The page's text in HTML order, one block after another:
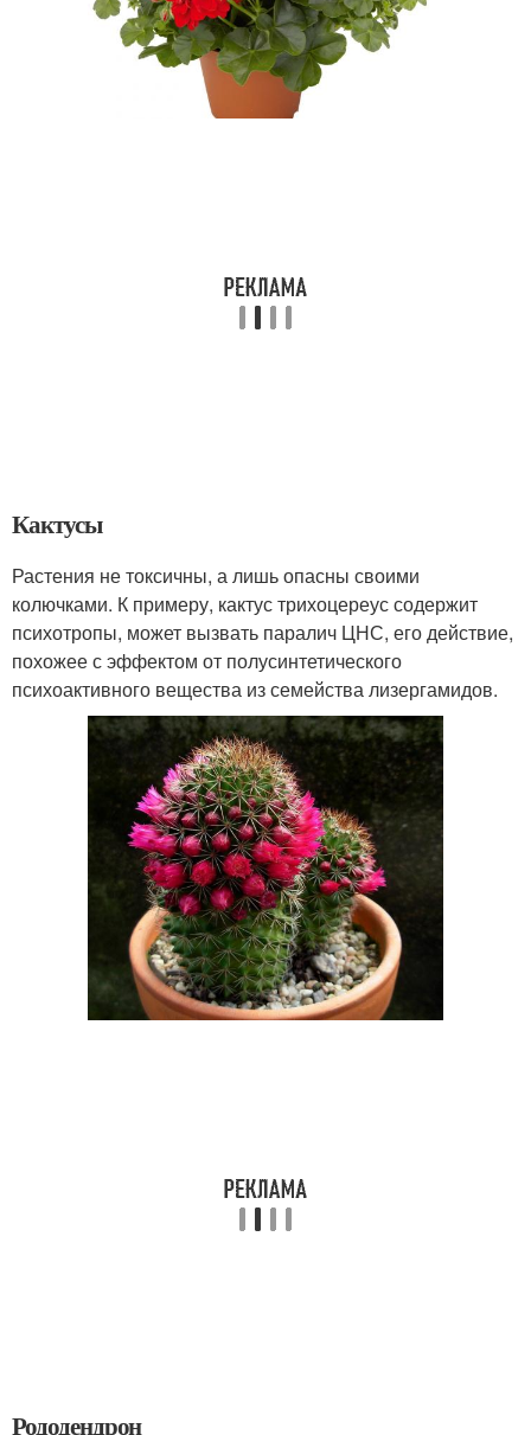
Кактусы
Растения не токсичны, а лишь опасны своими
колючками. К примеру, кактус трихоцереус содержит
психотропы, может вызвать паралич ЦНС, его действие,
похожее с эффектом от полусинтетического
психоактивного вещества из семейства лизергамидов.
Рододендрон